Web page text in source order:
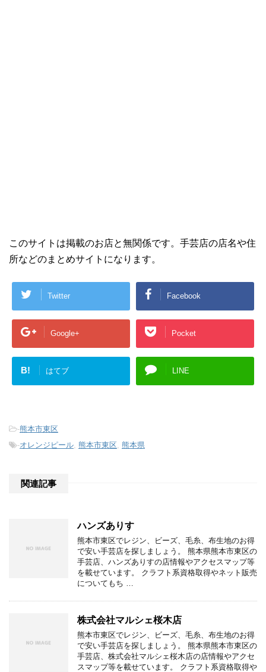
このサイトは掲載のお店と無関係です。手芸店の店名や住
所などのまとめサイトになります。
Twitter Facebook
Google+ Pocket
B! はてブ LINE
-熊本市東区
-オレンジピール 熊本市東区 熊本県
関連記事
ハンズありす
熊本市東区でレジン、ビーズ、毛糸、布生地のお得
で安い手芸店を探しましょう。 熊本県熊本市東区の
手芸店、ハンズありすの店情報やアクセスマップ等
を載せています。 クラフト系資格取得やネット販売
についてもち …
株式会社マルシェ桜木店
熊本市東区でレジン、ビーズ、毛糸、布生地のお得
で安い手芸店を探しましょう。 熊本県熊本市東区の
手芸店、株式会社マルシェ桜木店の店情報やアクセ
スマップ等を載せています。 クラフト系資格取得や